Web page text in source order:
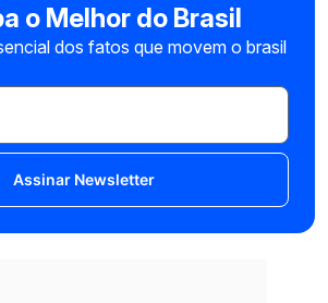
o Melhor do Brasil
dos fatos que movem o brasil
Assinar Newsletter